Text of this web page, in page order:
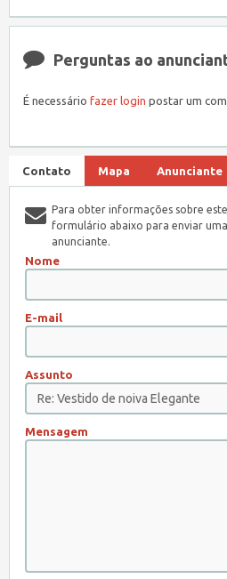
Perguntas ao
É necessário fazer login postar um
Contato Mapa Anunciante
Para obter informações sobre
formulário abaixo para enviar
anunciante.
Nome
E-mail
Assunto
Mensagem